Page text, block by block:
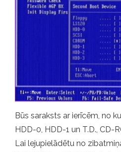
Būs saraksts ar ierīcēm, no
HDD-0, HDD-1 un T.D., CD-
Lai lejupielādētu no